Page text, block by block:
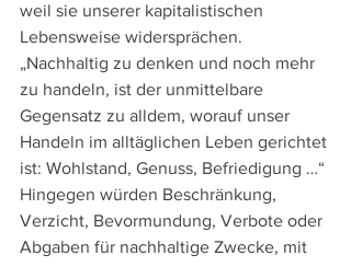
weil sie unserer kapitalistischen
Lebensweise widersprächen.
„Nachhaltig zu denken und noch mehr
zu handeln, ist der unmittelbare
Gegensatz zu alldem, worauf unser
Handeln im alltäglichen Leben gerichtet
ist: Wohlstand, Genuss, Befriedigung …“
Hingegen würden Beschränkung,
Verzicht, Bevormundung, Verbote oder
Abgaben für nachhaltige Zwecke, mit